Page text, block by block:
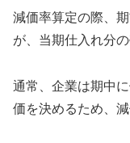
減価率算定の際、
が、当期仕入れ分
通常、企業は期中
価を決めるため、